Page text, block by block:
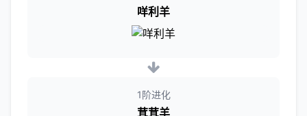
咩利羊
1阶进化
茸茸羊